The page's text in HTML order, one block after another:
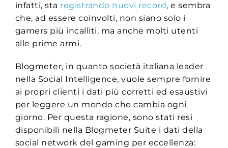
infatti, sta registrando nuovi record, e sembra
che, ad essere coinvolti, non siano solo i
gamers più incalliti, ma anche molti utenti
alle prime armi.
Blogmeter, in quanto società italiana leader
nella Social Intelligence, vuole sempre fornire
ai propri clienti i dati più corretti ed esaustivi
per leggere un mondo che cambia ogni
giorno. Per questa ragione, sono stati resi
disponibili nella Blogmeter Suite i dati della
social network del gaming per eccellenza: